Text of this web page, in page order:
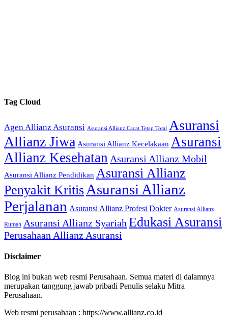
Tag Cloud
Agen Allianz Asuransi Asuransi Allianz Cacat Tetap Total
Asuransi
Allianz Jiwa Asuransi Allianz Kecelakaan Asuransi
Allianz Kesehatan Asuransi Allianz Mobil
Asuransi Allianz Pendidikan Asuransi Allianz
Penyakit Kritis Asuransi Allianz
Perjalanan Asuransi Allianz Profesi Dokter Asuransi Allianz
Rumah Asuransi Allianz Syariah Edukasi Asuransi
Perusahaan Allianz Asuransi
Disclaimer
Blog ini bukan web resmi Perusahaan. Semua materi di dalamnya
merupakan tanggung jawab pribadi Penulis selaku Mitra
Perusahaan.
Web resmi perusahaan : https://www.allianz.co.id